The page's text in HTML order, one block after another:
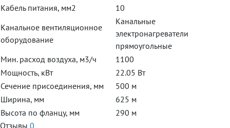
Кабель питания, мм2
10
Канальное вентиляционное
оборудование
Канальные
электронагреватели
прямоугольные
Мин. расход воздуха, м3/ч
1100
Мощность, кВт
22.05 Вт
Сечение присоединения, мм
500 м
Ширина, мм
625 м
Высота по фланцу, мм
290 м
Отзывы 0